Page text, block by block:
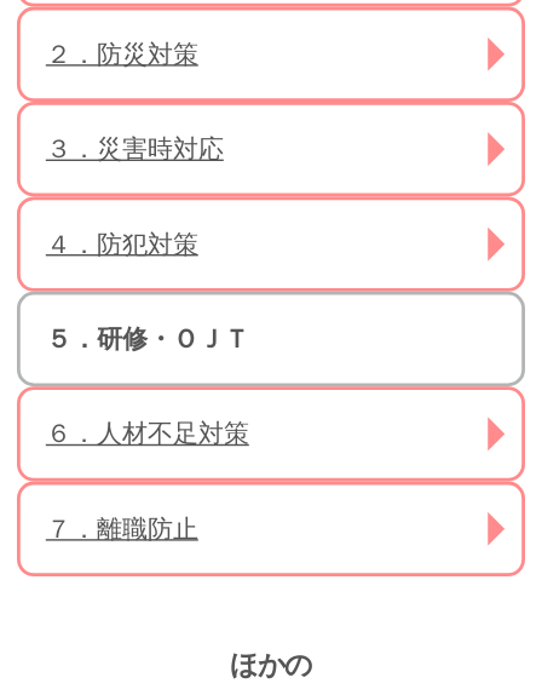
２．防災対策
３．災害時対応
４．防犯対策
５．研修・ＯＪＴ
６．人材不足対策
７．離職防止
ほかの